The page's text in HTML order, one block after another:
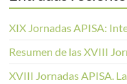
XIX Jornadas APISA:
Resumen de las XVIII
XVIII Jornadas APISA.